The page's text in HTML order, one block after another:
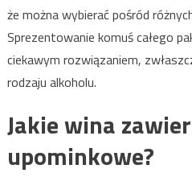
że można wybierać pośród
Sprezentowanie komuś całego
ciekawym rozwiązaniem,
rodzaju alkoholu.
Jakie wina
upominkowe?